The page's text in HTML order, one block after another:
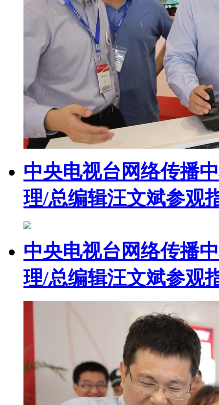
中央电视台网络传播
理/总编辑汪文斌参观
中央电视台网络传播
理/总编辑汪文斌参观